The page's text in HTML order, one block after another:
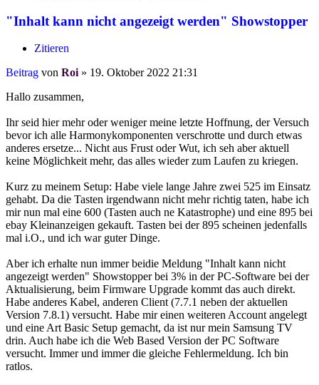
"Inhalt kann nicht angezeigt werden" Showstopper
Zitieren
Beitrag von Roi» 19. Oktober 2022 21:31
Hallo zusammen,
Ihr seid hier mehr oder weniger meine letzte Hoffnung, der Versuch
bevor ich alle Harmonykomponenten verschrotte und durch etwas
anderes ersetze... Nicht aus Frust oder Wut, ich seh aber aktuell
keine Möglichkeit mehr, das alles wieder zum Laufen zu kriegen.
Kurz zu meinem Setup: Habe viele lange Jahre zwei 525 im Einsatz
gehabt. Da die Tasten irgendwann nicht mehr richtig taten, habe ich
mir nun mal eine 600 (Tasten auch ne Katastrophe) und eine 895 bei
ebay Kleinanzeigen gekauft. Tasten bei der 895 scheinen jedenfalls
mal i.O., und ich war guter Dinge.
Aber ich erhalte nun immer beidie Meldung "Inhalt kann nicht
angezeigt werden" Showstopper bei 3% in der PC-Software bei der
Aktualisierung, beim Firmware Upgrade kommt das auch direkt.
Habe anderes Kabel, anderen Client (7.7.1 neben der aktuellen
Version 7.8.1) versucht. Habe mir einen weiteren Account angelegt
und eine Art Basic Setup gemacht, da ist nur mein Samsung TV
drin. Auch habe ich die Web Based Version der PC Software
versucht. Immer und immer die gleiche Fehlermeldung. Ich bin
ratlos.